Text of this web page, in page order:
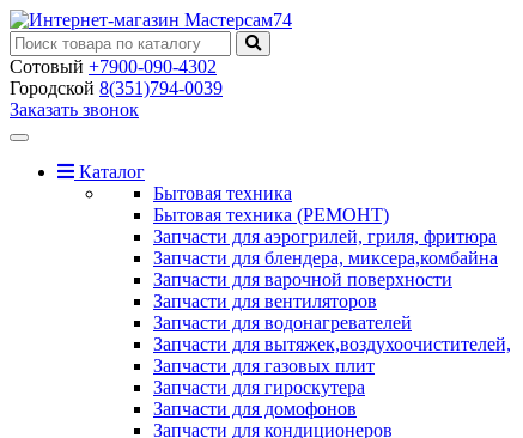
Сотовый +7900-090-4302
Городской 8(351)794-0039
Заказать звонок
Toggle
navigationКаталог
Бытовая техника
Бытовая техника (РЕМОНТ)
Запчасти для аэрогрилей, гриля, фритюра
Запчасти для блендера, миксера,комбайна
Запчасти для варочной поверхности
Запчасти для вентиляторов
Запчасти для водонагревателей
Запчасти для вытяжек,воздухоочистителей,
Запчасти для газовых плит
Запчасти для гироскутера
Запчасти для домофонов
Запчасти для кондиционеров